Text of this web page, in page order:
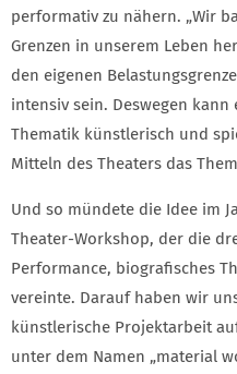
performativ zu nähern. „Wir
Grenzen in unserem Leben
den eigenen
intensiv sein. Deswegen
Thematik künstlerisch und
Mitteln des Theaters das
Und so mündete die Idee im
Theater-Workshop, der die
Performance, biografisches
vereinte. Darauf haben wir
künstlerische Projektarbeit
unter dem Namen „material